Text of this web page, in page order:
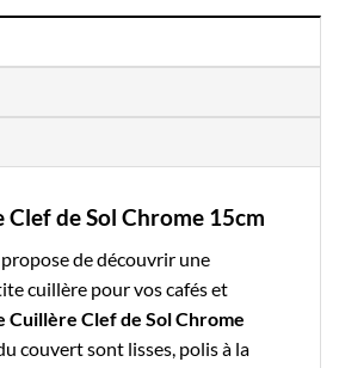
de Sol Chrome 15cm
de découvrir une
cuillère pour vos cafés et
Cuillère Clef de Sol Chrome
couvert sont lisses, polis à la